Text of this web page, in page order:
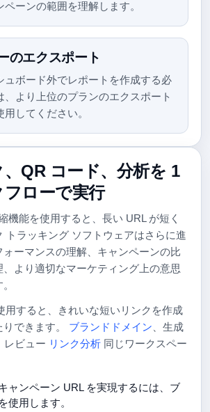
ーンの範囲を理解します。
のエクスポート
ュボード外でレポートを作成する必
、より上位のプランのエクスポート
してください。
QR コード、分析を 1
ローで実行
機能を使用すると、長い URL が短く
トラッキング ソフトウェアはさらに進
ーマンスの理解、キャンペーンの比
より適切なマーケティング上の意思
用すると、きれいな短いリンクを作成
できます。 ブランドドメイン 、生成
、レビュー リンク分析 同じワークスペー
ャンペーン URL を実現するには、ブ
使用します。